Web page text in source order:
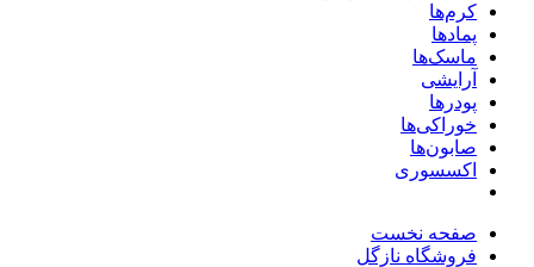
کرم‌ها
پمادها
ماسک‌ها
آرایشی
پودرها
خوراکی‌ها
صابون‌ها
اکسسوری
صفحه نخست
فروشگاه نازگل